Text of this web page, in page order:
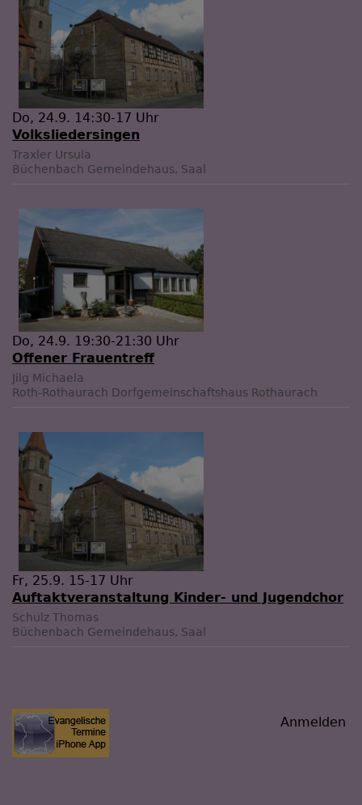
Do, 24.9. 14:30-17 Uhr
Volksliedersingen
Traxler Ursula
Büchenbach Gemeindehaus, Saal
Do, 24.9. 19:30-21:30 Uhr
Offener Frauentreff
Jilg Michaela
Roth-Rothaurach Dorfgemeinschaftshaus Rothaurach
Fr, 25.9. 15-17 Uhr
Auftaktveranstaltung Kinder- und Jugendchor
Schulz Thomas
Büchenbach Gemeindehaus, Saal
Benutzermenü Anmelden